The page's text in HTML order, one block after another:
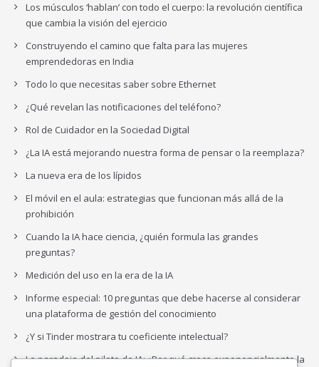
Los músculos ‘hablan’ con todo el cuerpo: la revolución científica
que cambia la visión del ejercicio
Construyendo el camino que falta para las mujeres
emprendedoras en India
Todo lo que necesitas saber sobre Ethernet
¿Qué revelan las notificaciones del teléfono?
Rol de Cuidador en la Sociedad Digital
¿La IA está mejorando nuestra forma de pensar o la reemplaza?
La nueva era de los lípidos
El móvil en el aula: estrategias que funcionan más allá de la
prohibición
Cuando la IA hace ciencia, ¿quién formula las grandes
preguntas?
Medición del uso en la era de la IA
Informe especial: 10 preguntas que debe hacerse al considerar
una plataforma de gestión del conocimiento
¿Y si Tinder mostrara tu coeficiente intelectual?
La paradoja del piloto de IA: ¿Por qué crece exponencialmente la